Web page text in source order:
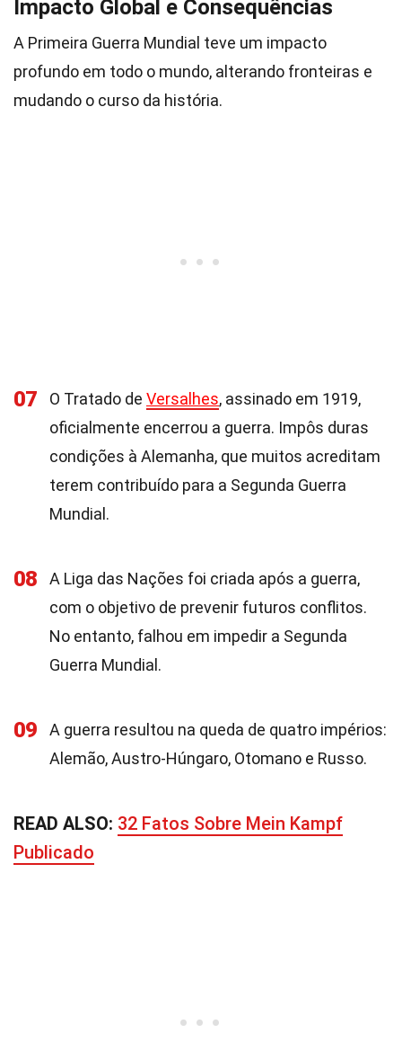
Impacto Global e Consequências
A Primeira Guerra Mundial teve um impacto
profundo em todo o mundo, alterando fronteiras e
mudando o curso da história.
07 O Tratado de Versalhes, assinado em 1919,
oficialmente encerrou a guerra. Impôs duras
condições à Alemanha, que muitos acreditam
terem contribuído para a Segunda Guerra
Mundial.
08
A Liga das Nações foi criada após a guerra,
com o objetivo de prevenir futuros conflitos.
No entanto, falhou em impedir a Segunda
Guerra Mundial.
09
A guerra resultou na queda de quatro impérios:
Alemão, Austro-Húngaro, Otomano e Russo.
READ ALSO: 32 Fatos Sobre Mein Kampf
Publicado